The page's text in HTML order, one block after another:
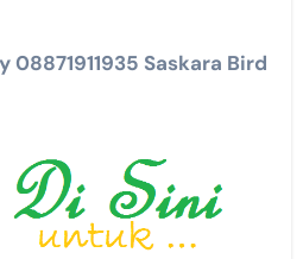
08871911935 Saskara Bird